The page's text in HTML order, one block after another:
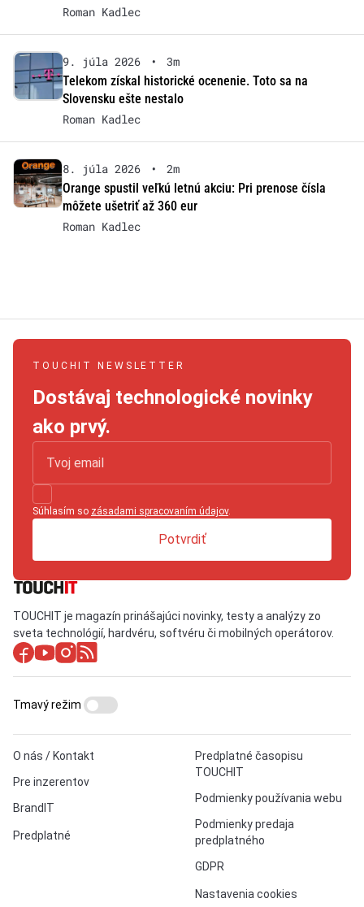
Roman Kadlec
9. júla 2026 •
3m
Telekom získal historické ocenenie. Toto sa na
Slovensku ešte nestalo
Roman Kadlec
8. júla 2026 •
2m
Orange spustil veľkú letnú akciu: Pri prenose čísla
môžete ušetriť až 360 eur
Roman Kadlec
TOUCHIT NEWSLETTER
Dostávaj technologické novinky
ako prvý.
Súhlasím so zásadami spracovaním údajov.
Potvrdiť
TOUCHIT je magazín prinášajúci novinky, testy a analýzy zo
sveta technológií, hardvéru, softvéru či mobilných operátorov.
O nás / Kontakt
Pre inzerentov
BrandIT
Predplatné
Predplatné časopisu
TOUCHIT
Podmienky používania webu
Podmienky predaja
predplatného
GDPR
Nastavenia cookies
Tmavý režim